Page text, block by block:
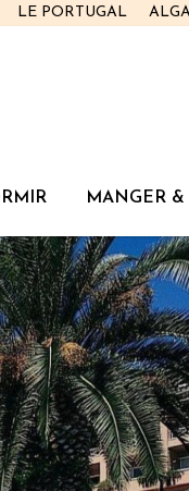
LE PORTUGAL
MANGER &